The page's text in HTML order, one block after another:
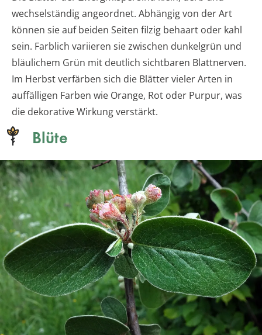
wechselständig angeordnet. Abhängig von der Art
können sie auf beiden Seiten filzig behaart oder kahl
sein. Farblich variieren sie zwischen dunkelgrün und
bläulichem Grün mit deutlich sichtbaren Blattnerven.
Im Herbst verfärben sich die Blätter vieler Arten in
auffälligen Farben wie Orange, Rot oder Purpur, was
die dekorative Wirkung verstärkt.
Blüte